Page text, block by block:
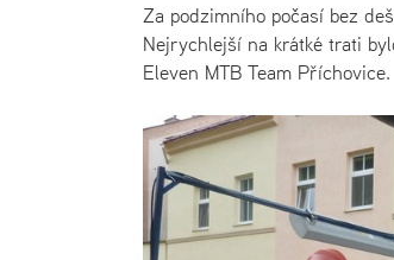
Za podzimního počasí bez
Nejrychlejší na krátké trati
Eleven MTB Team Příchovice.